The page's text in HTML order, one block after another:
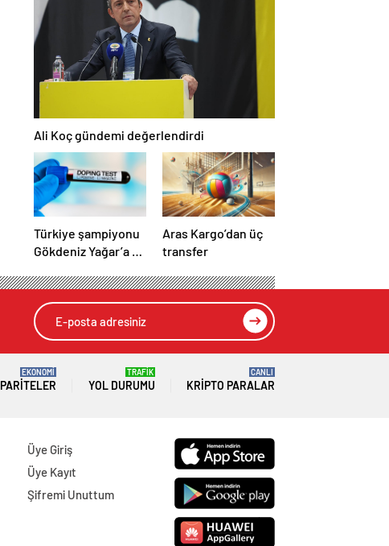
Ali Koç gündemi değerlendirdi
Türkiye şampiyonu
Gökdeniz Yağar’a 3
Aras Kargo’dan üç
transfer
PARITELER
EKONOMİ
YOL DURUMU
TRAFİK
KRIPTO PARALAR
CANLI
Üye Giriş
Üye Kayıt
Şifremi Unuttum